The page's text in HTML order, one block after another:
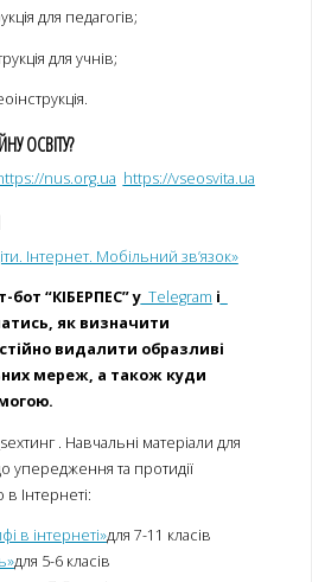
для педагогів;
для учнів;
ОСВІТУ?
nus.org.ua https://vseosvita.ua
Інтернет. Мобільний зв’язок»
бот “КІБЕРПЕС”уTelegram і
як визначити
видалити образливі
мереж, а також куди
. Навчальні матеріали для
упередження та протидії
Інтернеті:
в інтернеті»для 7-11 класів
для 5-6 класів